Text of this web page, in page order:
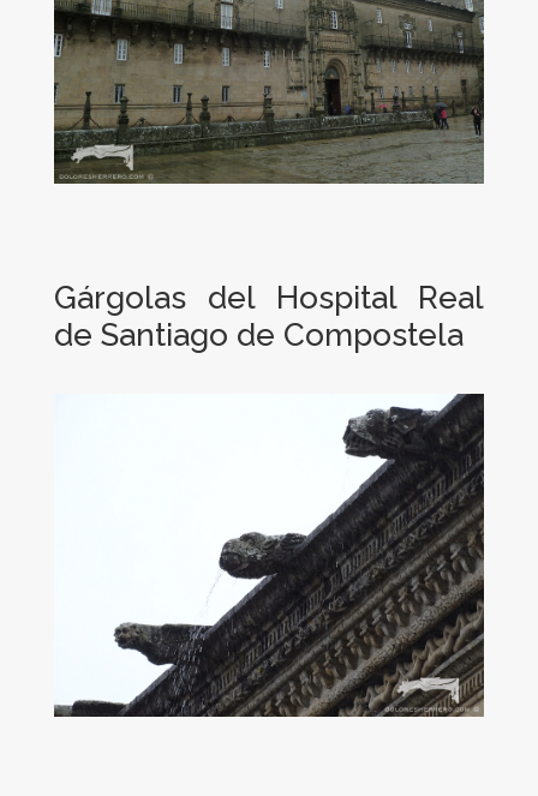
Gárgolas del Hospital Real
de Santiago de Compostela